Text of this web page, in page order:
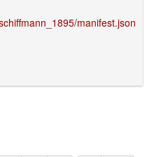
manifest.json